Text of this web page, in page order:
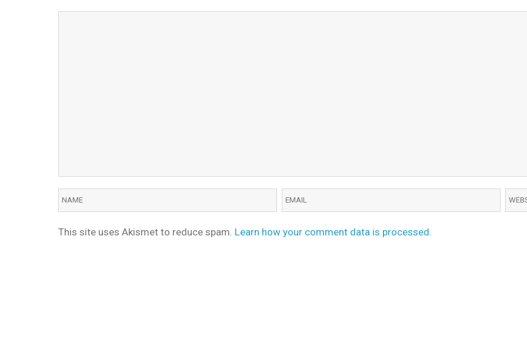
This site uses Akismet to reduce spam. Learn how your comment data is processed.